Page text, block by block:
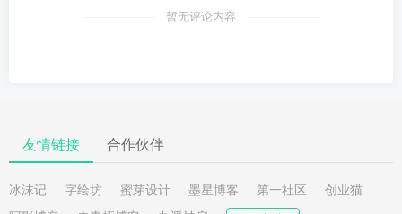
暂无评论内容
友情链接 合作伙伴
冰沫记 字绘坊 蜜芽设计 墨星博客 第一社区
创业猫